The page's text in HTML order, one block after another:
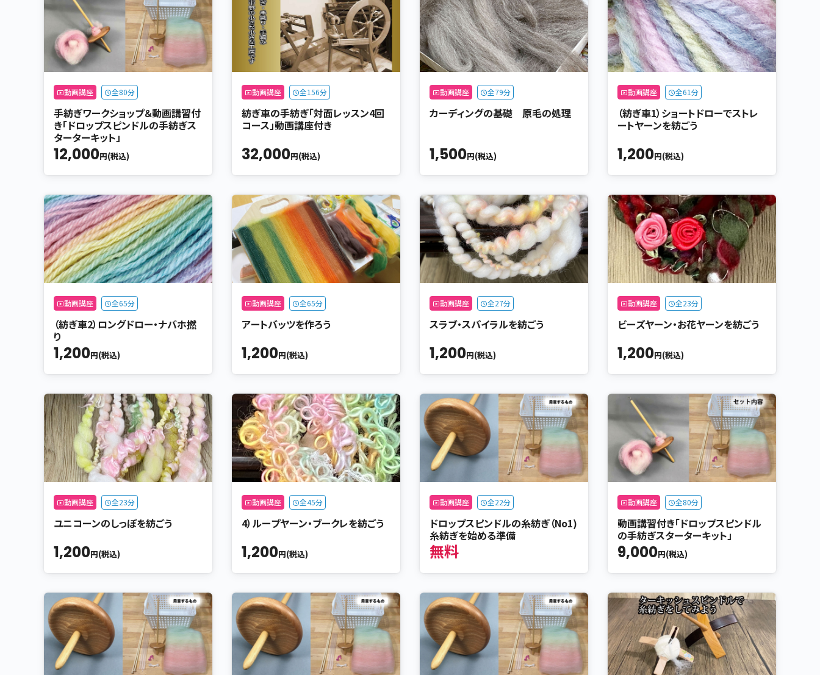
動画講座 全80分
手紡ぎワークショップ＆動画講習付
き「ドロップスピンドルの手紡ぎス
ターターキット」
12,000円(税込)
動画講座 全156分
紡ぎ車の手紡ぎ「対面レッスン4回
コース」動画講座付き
32,000円(税込)
動画講座 全79分
カーディングの基礎 原毛の処理
1,500円(税込)
動画講座 全61分
（紡ぎ車1）ショートドローでストレ
ートヤーンを紡ごう
1,200円(税込)
動画講座 全65分
（紡ぎ車2）ロングドロー・ナバホ撚
り
1,200円(税込)
動画講座 全65分
アートバッツを作ろう
1,200円(税込)
動画講座 全27分
スラブ・スパイラルを紡ごう
1,200円(税込)
動画講座 全23分
ビーズヤーン・お花ヤーンを紡ごう
1,200円(税込)
動画講座 全23分
ユニコーンのしっぽを紡ごう
1,200円(税込)
動画講座 全45分
4）ループヤーン・ブークレを紡ごう
1,200円(税込)
動画講座 全22分
ドロップスピンドルの糸紡ぎ（No1)
糸紡ぎを始める準備
無料
動画講座 全80分
動画講習付き「ドロップスピンドル
の手紡ぎスターターキット」
9,000円(税込)